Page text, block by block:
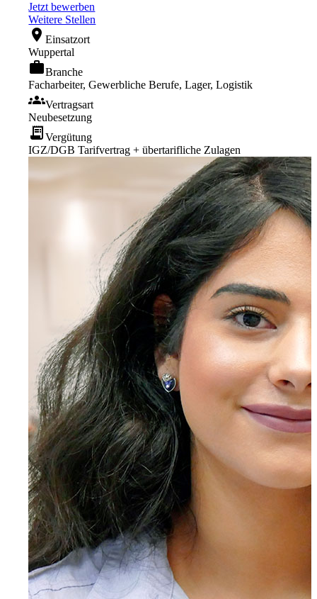
Jetzt bewerben
Weitere Stellen
location_onEinsatzort
Wuppertal
workBranche
Facharbeiter, Gewerbliche Berufe, Lager, Logistik
groupsVertragsart
Neubesetzung
receipt_longVergütung
IGZ/DGB Tarifvertrag + übertarifliche Zulagen